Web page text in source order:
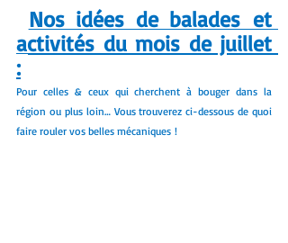
Nos idées de balades et
activités du mois de juillet
:
Pour celles & ceux qui cherchent à bouger dans la
région ou plus loin… Vous trouverez ci-dessous de quoi
faire rouler vos belles mécaniques !